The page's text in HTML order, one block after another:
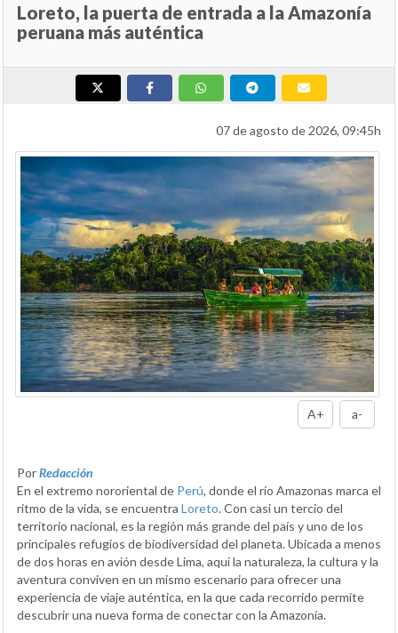
Loreto, la puerta de entrada a la Amazonía
peruana más auténtica
07 de agosto de 2026, 09:45h
A+ a-
PorRedacción
En el extremo nororiental de Perú, donde el río Amazonas marca el
ritmo de la vida, se encuentra Loreto. Con casi un tercio del
territorio nacional, es la región más grande del país y uno de los
principales refugios de biodiversidad del planeta. Ubicada a menos
de dos horas en avión desde Lima, aquí la naturaleza, la cultura y la
aventura conviven en un mismo escenario para ofrecer una
experiencia de viaje auténtica, en la que cada recorrido permite
descubrir una nueva forma de conectar con la Amazonía.